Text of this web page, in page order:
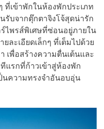
ที่เข้าพักในห้องพักประเภท
รับจากตุ๊กตาจิงโจ้สุดน่ารัก
ไพรส์พิเศษที่ซ่อนอยู่ภายใน
ละเอียดเล็กๆ ที่เต็มไปด้วย
เพื่อสร้างความตื่นเต้นและ
แรกที่ก้าวเข้าสู่ห้องพัก
นความทรงจำอันอบอุ่น